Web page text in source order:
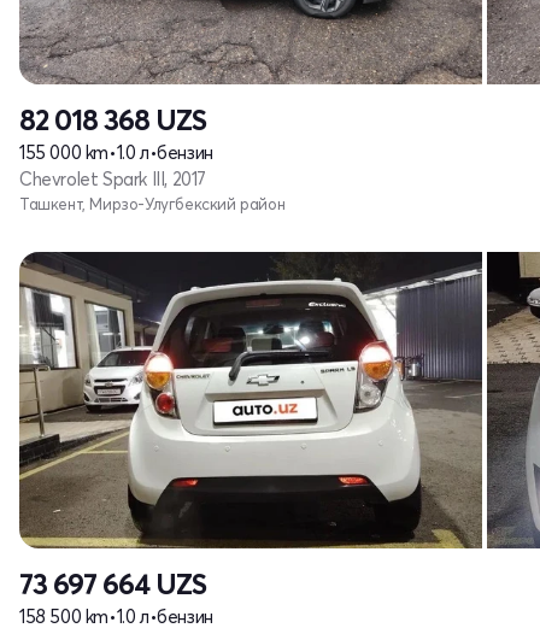
82 018 368 UZS
155 000 km•1.0 л•бензин
Chevrolet Spark III, 2017
Ташкент, Мирзо-Улугбекский район
73 697 664 UZS
158 500 km•1.0 л•бензин